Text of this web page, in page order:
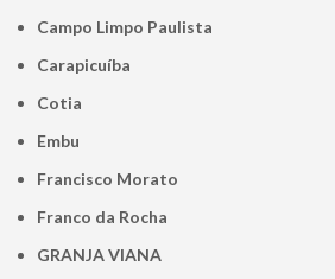
Campo Limpo Paulista
Carapicuíba
Cotia
Embu
Francisco Morato
Franco da Rocha
GRANJA VIANA